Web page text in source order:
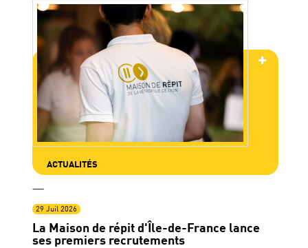
ACTUALITÉS
29 Juil 2026
La Maison de répit d'Île-de-France lance
ses premiers recrutements